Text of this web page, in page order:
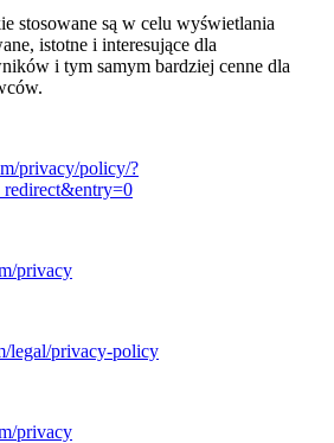
stosowane są w celu wyświetlania
istotne i interesujące dla
i tym samym bardziej cenne dla
privacy/policy/?
privacy
legal/privacy-policy
privacy